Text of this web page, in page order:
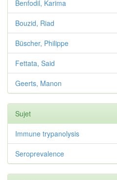
Benfodil, Karima
Bouzid, Riad
Büscher, Philippe
Fettata, Said
Geerts, Manon
Sujet
Immune trypanolysis
Seroprevalence